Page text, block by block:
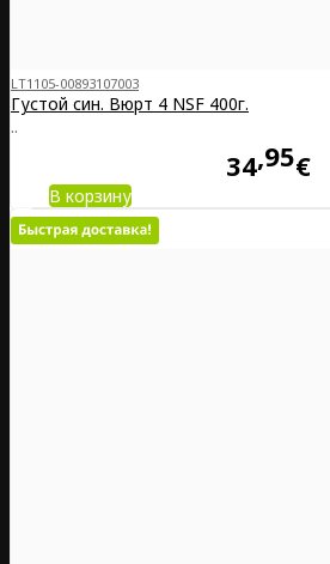
LT1105-00893107003
Густой син. Вюрт 4 NSF 400г.
..
34 95€
В корзину